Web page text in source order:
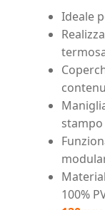
Ideale
stampo
100%